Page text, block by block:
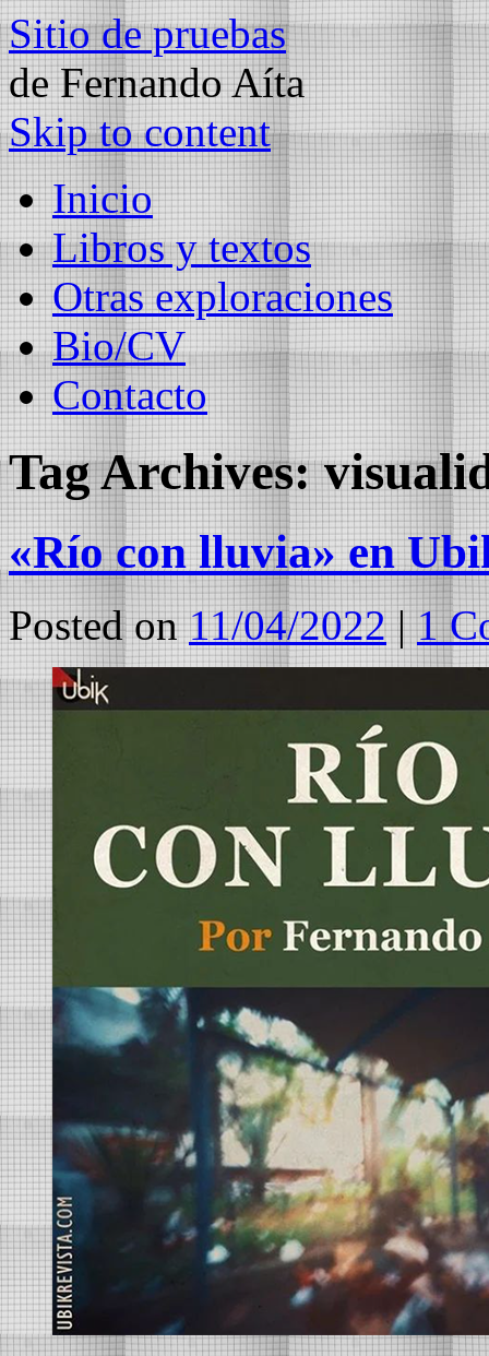
Sitio de pruebas
de Fernando Aíta
Skip to content
Inicio
Libros y textos
Otras exploraciones
Bio/CV
Contacto
Tag Archives:
«Río con lluvia» en
Posted on 11/04/2022 | 1